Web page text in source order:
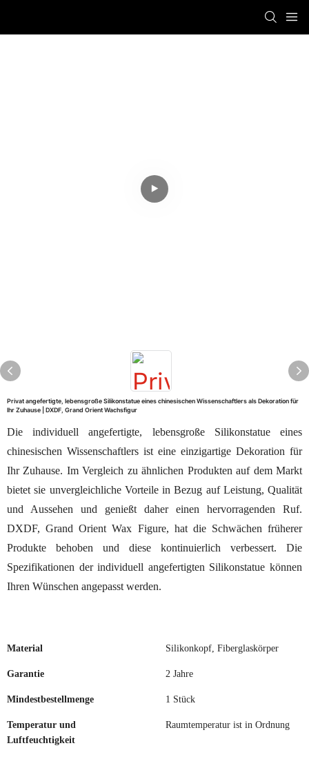
Privat angefertigte, lebensgroße Silikonstatue eines chinesischen Wissenschaftlers als Dekoration für
Ihr Zuhause | DXDF, Grand Orient Wachsfigur
Die individuell angefertigte, lebensgroße Silikonstatue eines
chinesischen Wissenschaftlers ist eine einzigartige Dekoration für
Ihr Zuhause. Im Vergleich zu ähnlichen Produkten auf dem Markt
bietet sie unvergleichliche Vorteile in Bezug auf Leistung, Qualität
und Aussehen und genießt daher einen hervorragenden Ruf.
DXDF, Grand Orient Wax Figure, hat die Schwächen früherer
Produkte behoben und diese kontinuierlich verbessert. Die
Spezifikationen der individuell angefertigten Silikonstatue können
Ihren Wünschen angepasst werden.
Material Silikonkopf, Fiberglaskörper
Garantie 2 Jahre
Mindestbestellmenge 1 Stück
Temperatur und
Luftfeuchtigkeit
Raumtemperatur ist in Ordnung